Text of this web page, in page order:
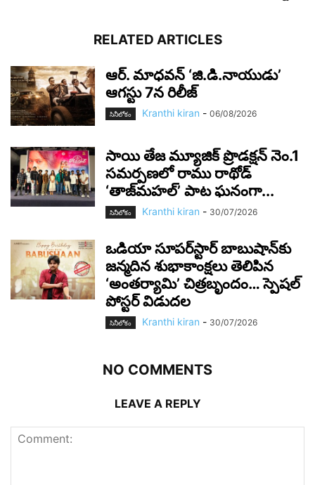
RELATED ARTICLES
ఆర్‌. మాధవన్‌ ‘జి.డి.నాయుడు’
ఆగస్టు 7న రిలీజ్
సినీలోకం Kranthi kiran - 06/08/2026
సాయి తేజ మ్యూజిక్ ప్రొడక్షన్ నెం.1
సమర్పణలో రాము రాథోడ్
‘తాజ్‌మహల్’ పాట ఘనంగా...
సినీలోకం Kranthi kiran - 30/07/2026
ఒడియా సూపర్‌స్టార్ బాబుషాన్‌కు
జన్మదిన శుభాకాంక్షలు తెలిపిన
‘అంతర్యామి’ చిత్రబృందం… స్పెషల్
పోస్టర్ విడుదల
సినీలోకం Kranthi kiran - 30/07/2026
NO COMMENTS
LEAVE A REPLY